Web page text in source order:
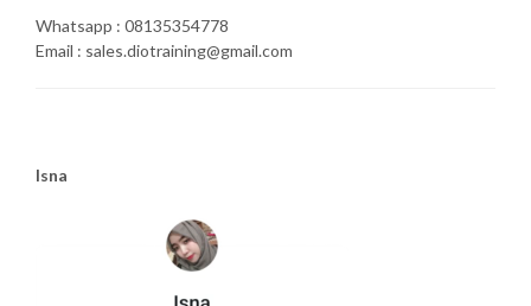
Whatsapp : 08135354778
Email : sales.diotraining@gmail.com
Isna